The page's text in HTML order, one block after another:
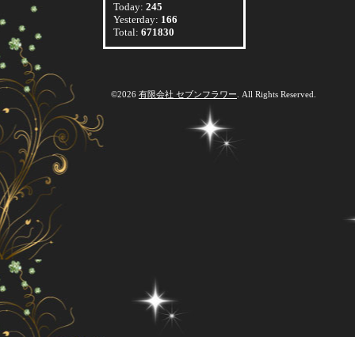
Today: 245
Yesterday: 166
Total: 671830
©2026 有限会社 セブンフラワー . All Rights Reserved.